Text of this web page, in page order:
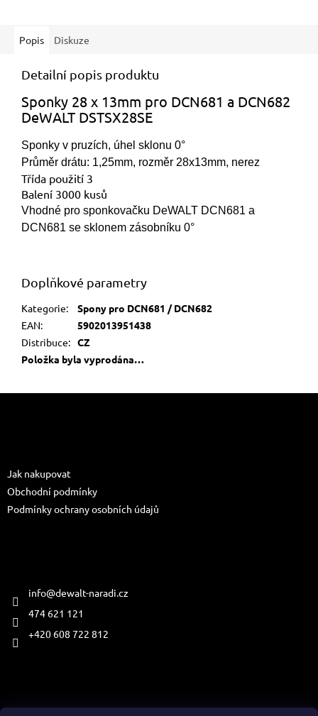
Popis Diskuze
Detailní popis produktu
Sponky 28 x 13mm pro DCN681 a DCN682
DeWALT DSTSX28SE
Sponky v pruzích, úhel sklonu 0°
Průměr drátu: 1,25mm, rozměr 28x13mm, nerez
Třída použití 3
Balení 3000 kusů
Vhodné pro sponkovačku DeWALT DCN681 a
DCN681 se sklonem zásobníku 0°
Doplňkové parametry
Kategorie:
Spony pro DCN681 / DCN682
EAN:
5902013951438
Distribuce: CZ
Položka byla vyprodána…
Jak nakupovat
Obchodní podmínky
Podmínky ochrany osobních údajů
info@dewalt-naradi.cz
474 621 121
+420 608 722 812